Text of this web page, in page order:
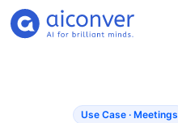
Use Case · Meetings